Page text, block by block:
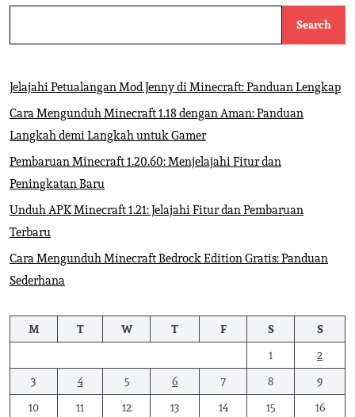
Search
Jelajahi Petualangan Mod Jenny di Minecraft: Panduan Lengkap
Cara Mengunduh Minecraft 1.18 dengan Aman: Panduan
Langkah demi Langkah untuk Gamer
Pembaruan Minecraft 1.20.60: Menjelajahi Fitur dan
Peningkatan Baru
Unduh APK Minecraft 1.21: Jelajahi Fitur dan Pembaruan
Terbaru
Cara Mengunduh Minecraft Bedrock Edition Gratis: Panduan
Sederhana
M T W T F S
S
1
2
3
4 5 6 7 8
9
10
11 12 13 14 15
16